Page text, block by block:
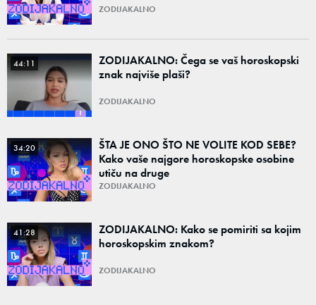
ZODIJAKALNO
44:11
ZODIJAKALNO: Čega se vaš horoskopski
znak najviše plaši?
ZODIJAKALNO
34:20
ŠTA JE ONO ŠTO NE VOLITE KOD SEBE?
Kako vaše najgore horoskopske osobine
utiču na druge
ZODIJAKALNO
41:28
ZODIJAKALNO: Kako se pomiriti sa kojim
horoskopskim znakom?
ZODIJAKALNO